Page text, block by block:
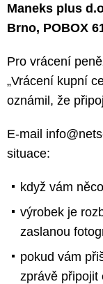
Maneks plus
Brno, POBOX
Pro vrácení
„Vrácení kupní
oznámil, že
E-mail
situace:
když vám
výrobek je
zaslanou
pokud vám
zprávě připojit